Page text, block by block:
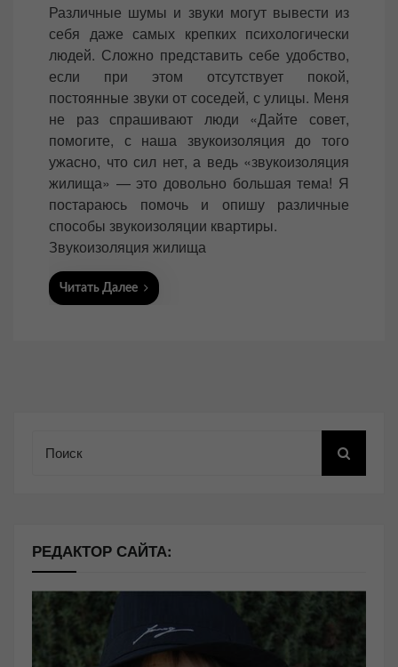
s
t
e
d
o
n
Различные шумы и звуки могут вывести из
себя даже самых крепких психологически
людей. Сложно представить себе удобство,
если при этом отсутствует покой,
постоянные звуки от соседей, с улицы. Меня
не раз спрашивают люди «Дайте совет,
помогите, с наша звукоизоляция до того
ужасно, что сил нет, а ведь «звукоизоляция
жилища» — это довольно большая тема! Я
постараюсь помочь и опишу различные
способы звукоизоляции квартиры.
Звукоизоляция жилища
Читать Далее
РЕДАКТОР САЙТА: